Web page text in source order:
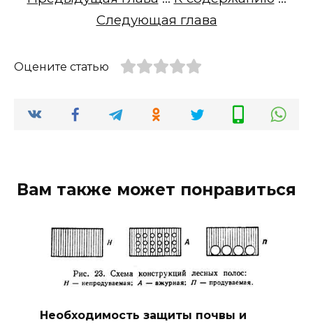
Следующая глава
Оцените статью
Вам также может понравиться
Необходимость защиты почвы и